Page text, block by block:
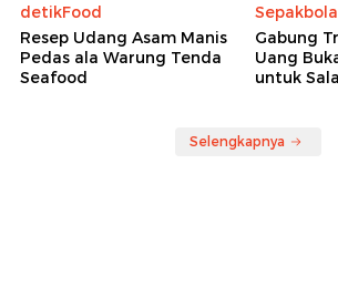
detikFood
Resep Udang Asam Manis
Pedas ala Warung Tenda
Seafood
Sepakbola
Gabung
Uang
untuk
Selengkapnya